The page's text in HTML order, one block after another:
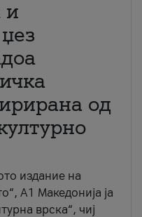
и
од
издание на
А1 Македонија ја
врска“, чиј